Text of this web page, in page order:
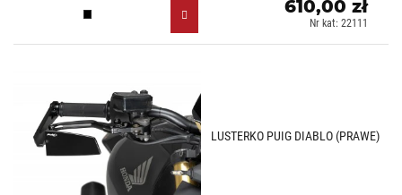
Czarny (N)
610,00 zł
Nr kat: 22111
LUSTERKO PUIG DIABLO (PRAWE)